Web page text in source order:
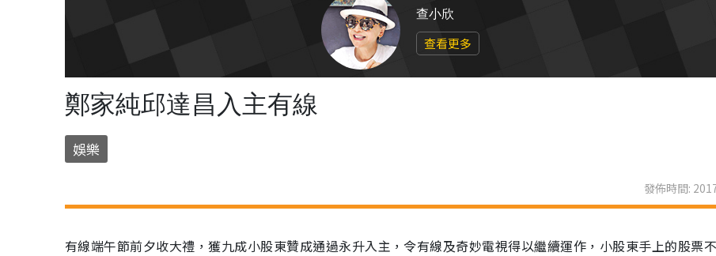
查小欣
查看更多
鄭家純邱達昌入主有線
娛樂
發佈時間:
有線端午節前夕收大禮，獲九成小股東贊成通過永升入主，令有線及奇妙電視得以繼續運作，小股東手上的股票